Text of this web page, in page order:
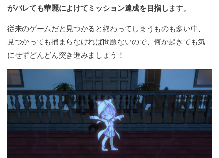
がバレても華麗によけてミッション達成を目指し ます。
従来のゲームだと見つかると終わってしまうものも多い中、
見つかっても捕まらなければ問題ないので、何か起きても気
にせずどんどん突き進みましょう！